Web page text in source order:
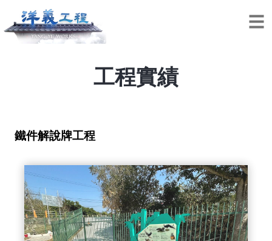
工程實績
鐵件解說牌工程